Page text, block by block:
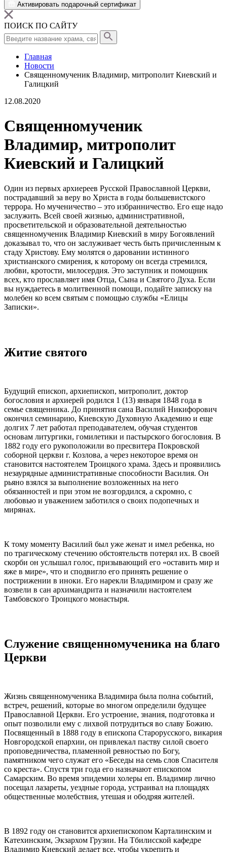
Активировать подарочный сертификат
ПОИСК ПО САЙТУ
Главная
Новости
Священномученик Владимир, митрополит Киевский и
Галицкий
12.08.2020
Священномученик
Владимир, митрополит
Киевский и Галицкий
Один из первых архиереев Русской Православной Церкви,
пострадавший за веру во Христа в годы большевистского
террора. Но мученичество – это избранничество. Его еще надо
заслужить. Всей своей жизнью, административной,
просветительской и образовательной деятельностью
священномученик Владимир Киевский в миру Богоявлений
доказывал то, что он заслуживает честь быть причисленным к
стаду Христову. Ему молятся о даровании истинного
христианского смирения, к которому он всегда стремился,
любви, кротости, милосердия. Это заступник и помощник
всех, кто прославляет имя Отца, Сына и Святого Духа. Если
вы нуждаетесь в молитвенной помощи, подайте записку на
молебен ко всем святым с помощью службы «Елицы
Записки».
Житие святого
Будущий епископ, архиепископ, митрополит, доктор
богословия и архиерей родился 1 (13) января 1848 года в
семье священника. До принятия сана Василий Никифорович
окончил семинарию, Киевскую Духовную Академию и еще
долгих 7 лет работал преподавателем, обучая студентов
основам литургики, гомилетики и пастырского богословия. В
1882 году его рукоположили во пресвитера Покровской
соборной церкви г. Козлова, а через некоторое время он
становится настоятелем Троицкого храма. Здесь и проявились
незаурядные административные способности Василия. Он
рьяно взялся за выполнение возложенных на него
обязанностей и при этом не возгордился, а скромно, с
любовью и уважением заботился о своих подопечных и
мирянах.
К тому моменту Василий был уже женат и имел ребенка, но
по трагическому стечению обстоятельств потерял их. В своей
скорби он услышал голос, призывающий его «оставить мир и
яже в мире», что и сподвигло его принять решение о
пострижении в иноки. Его нарекли Владимиром и сразу же
возвели в сан архимандрита и назначили настоятелем
Тамбовского Троицкого монастыря.
Служение священномученика на благо
Церкви
Жизнь священномученика Владимира была полна событий,
встреч, решений, которые во многом определили будущее
Православной Церкви. Его устроение, знания, подготовка и
опыт позволили ему с лихвой потрудиться во славу Божию.
Посвященный в 1888 году в епископа Старорусского, викария
Новгородской епархии, он привлекал паству силой своего
проповедничества, пламенной ревностью по Богу,
памятником чего служат его «Беседы на семь слов Спасителя
со креста». Спустя три года его назначают епископом
Самарским. Во время эпидемии холеры еп. Владимир лично
посещал лазареты, уездные города, устраивал на площадях
общественные молебствия, утешая и ободряя жителей.
В 1892 году он становится архиепископом Карталинским и
Катехинским, Экзархом Грузии. На Тбилисской кафедре
Владимир Киевский делает все, чтобы укрепить и